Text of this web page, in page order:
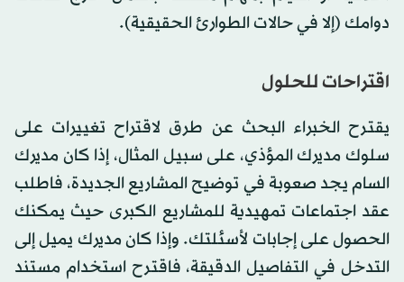
دوامك (إلا في حالات الطوارئ الحقيقية).
اقتراحات للحلول
يقترح الخبراء البحث عن طرق لاقتراح تغييرات على
سلوك مديرك المؤذي، على سبيل المثال، إذا كان مديرك
السام يجد صعوبة في توضيح المشاريع الجديدة، فاطلب
عقد اجتماعات تمهيدية للمشاريع الكبرى حيث يمكنك
الحصول على إجابات لأسئلتك. وإذا كان مديرك يميل إلى
التدخل في التفاصيل الدقيقة، فاقترح استخدام مستند